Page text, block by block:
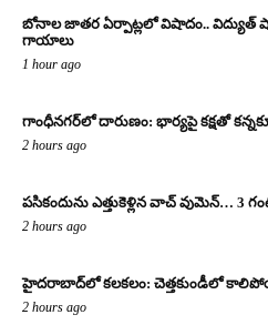
బోనాల జాతర ఏర్పాట్లలో విషాదం.. విద్యుత్
గాయాలు
1 hour ago
గాంధీనగర్‌లో దారుణం: భార్యపై కక్షతో
2 hours ago
పసికందును ఎత్తుకెళ్లిన వాచ్ వుమెన్… 3
2 hours ago
హైదరాబాద్‌లో కలకలం: చెత్తకుండీలో
2 hours ago